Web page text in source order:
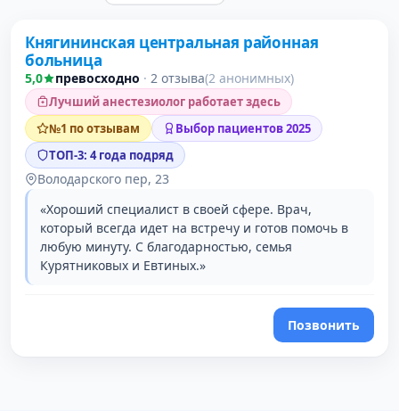
1 место в рейтинге
Княгининская центральная районная
больница
5,0 превосходно · 2 отзыва(2 анонимных)
Лучший анестезиолог работает здесь
№1 по отзывам
Выбор пациентов 2025
ТОП-3: 4 года подряд
Володарского пер, 23
«Хороший специалист в своей сфере. Врач,
который всегда идет на встречу и готов помочь в
любую минуту. С благодарностью, семья
Курятниковых и Евтиных.»
Позвонить